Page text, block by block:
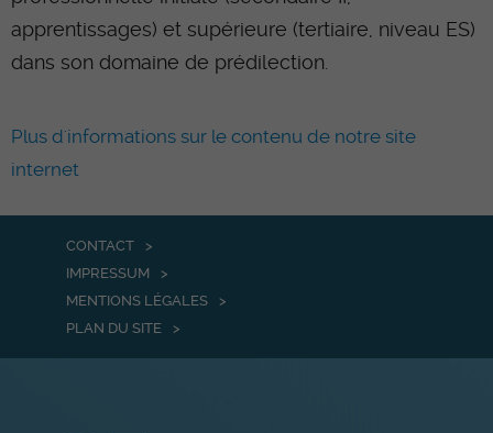
apprentissages) et supérieure (tertiaire, niveau ES)
dans son domaine de prédilection.
Plus d'informations sur le contenu de notre site
internet
CONTACT
IMPRESSUM
MENTIONS LÉGALES
PLAN DU SITE